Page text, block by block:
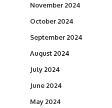
November 2024
October 2024
September 2024
August 2024
July 2024
June 2024
May 2024